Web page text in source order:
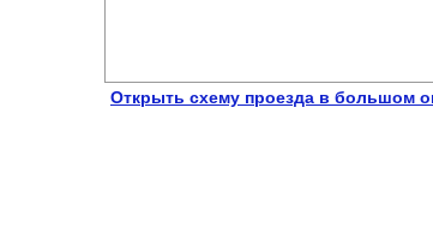
Открыть схему проезда в большом